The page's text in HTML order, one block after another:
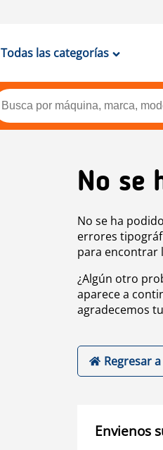
Todas las categorías
No se
No se ha
errores
para encontrar
¿Algún otro
aparece a
agradecemos
Regresar
Envienos